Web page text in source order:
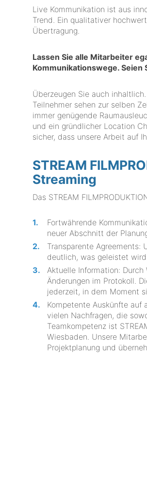
Live Kommunikation ist aus
Trend. Ein qualitativer
Übertragung.
Lassen Sie alle Mitarbeiter
Kommunikationswege. Seien
Überzeugen Sie auch
Teilnehmer sehen zur selben
immer genügende
und ein gründlicher Location
sicher, dass unsere Arbeit auf
STREAM
Streaming
Das STREAM
Fortwährende
neuer Abschnitt der
Transparente Agreements:
deutlich, was geleistet
Aktuelle Information:
Änderungen im Protokoll.
jederzeit, in dem Moment
Kompetente Auskünfte auf
vielen Nachfragen, die
Teamkompetenz ist
Wiesbaden. Unsere
Projektplanung und